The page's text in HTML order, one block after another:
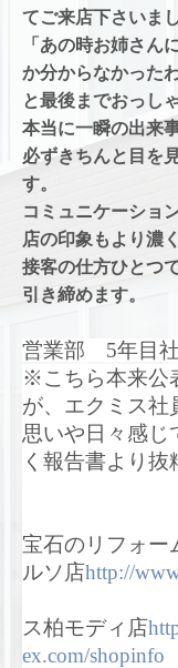
てご来店下さいまし
「あの時お姉さん
か分からなかったわ
と最後までおっし
本当に一瞬の出来
必ずきちんと目を
す。
コミュニケーショ
店の印象もより濃
接客の仕方ひとつ
引き締めます。
営業部 5年目
※こちら本来公
が、エクミス社
思いや日々感じ
く報告書より抜
宝石のリフォ
ルソ店http://
イ
ス柏モディ店
ex.com/shopinfo